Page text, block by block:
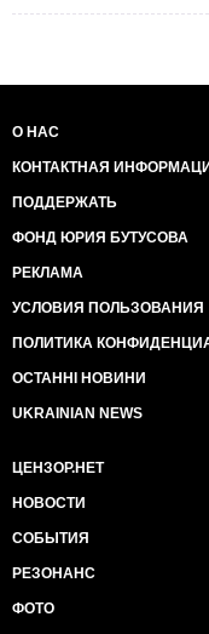
О НАС
КОНТАКТНАЯ
ПОДДЕРЖАТЬ
ФОНД ЮРИЯ БУТУСОВА
РЕКЛАМА
УСЛОВИЯ ПОЛЬЗОВАНИЯ
ПОЛИТИКА
ОСТАННІ НОВИНИ
UKRAINIAN NEWS
ЦЕНЗОР.НЕТ
НОВОСТИ
СОБЫТИЯ
РЕЗОНАНС
ФОТО